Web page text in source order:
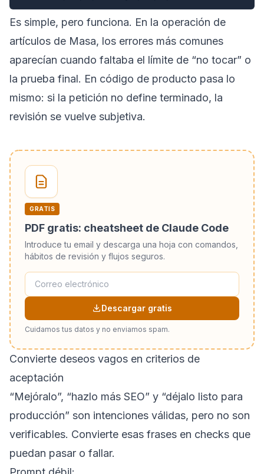
Es simple, pero funciona. En la operación de
artículos de Masa, los errores más comunes
aparecían cuando faltaba el límite de “no tocar” o
la prueba final. En código de producto pasa lo
mismo: si la petición no define terminado, la
revisión se vuelve subjetiva.
GRATIS
PDF gratis: cheatsheet de Claude Code
Introduce tu email y descarga una hoja con comandos,
hábitos de revisión y flujos seguros.
Descargar gratis
Cuidamos tus datos y no enviamos spam.
Convierte deseos vagos en criterios de
aceptación
“Mejóralo”, “hazlo más SEO” y “déjalo listo para
producción” son intenciones válidas, pero no son
verificables. Convierte esas frases en checks que
puedan pasar o fallar.